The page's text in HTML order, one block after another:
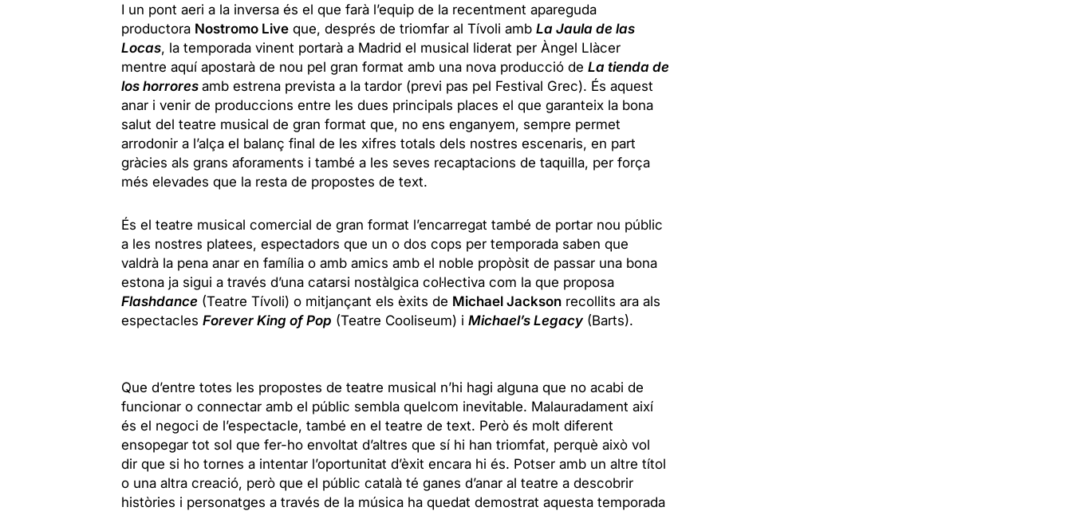
I un pont aeri a la inversa és el que farà l’equip de la recentment apareguda
productora Nostromo Liveque, després de triomfar al Tívoli amb La Jaula de las
Locas, la temporada vinent portarà a Madrid el musical liderat per Àngel Llàcer
mentre aquí apostarà de nou pel gran format amb una nova producció de La tienda de
los horrores amb estrena prevista a la tardor (previ pas pel Festival Grec). És aquest
anar i venir de produccions entre les dues principals places el que garanteix la bona
salut del teatre musical de gran format que, no ens enganyem, sempre permet
arrodonir a l’alça el balanç final de les xifres totals dels nostres escenaris, en part
gràcies als grans aforaments i també a les seves recaptacions de taquilla, per força
més elevades que la resta de propostes de text.
És el teatre musical comercial de gran format l’encarregat també de portar nou públic
a les nostres platees, espectadors que un o dos cops per temporada saben que
valdrà la pena anar en família o amb amics amb el noble propòsit de passar una bona
estona ja sigui a través d’una catarsi nostàlgica col·lectiva com la que proposa
Flashdance (Teatre Tívoli) o mitjançant els èxits de Michael Jacksonrecollits ara als
espectacles Forever King of Pop (Teatre Cooliseum) i Michael’s Legacy(Barts).
Que d’entre totes les propostes de teatre musical n’hi hagi alguna que no acabi de
funcionar o connectar amb el públic sembla quelcom inevitable. Malauradament així
és el negoci de l’espectacle, també en el teatre de text. Però és molt diferent
ensopegar tot sol que fer-ho envoltat d’altres que sí hi han triomfat, perquè això vol
dir que si ho tornes a intentar l’oportunitat d’èxit encara hi és. Potser amb un altre títol
o una altra creació, però que el públic català té ganes d’anar al teatre a descobrir
històries i personatges a través de la música ha quedat demostrat aquesta temporada